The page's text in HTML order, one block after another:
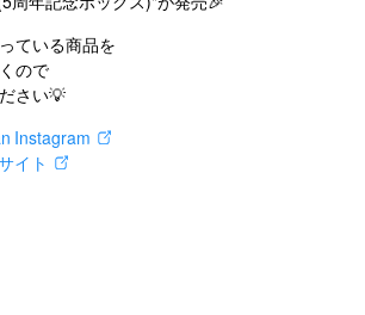
ている商品を
ので
さい💡
Instagram
イト